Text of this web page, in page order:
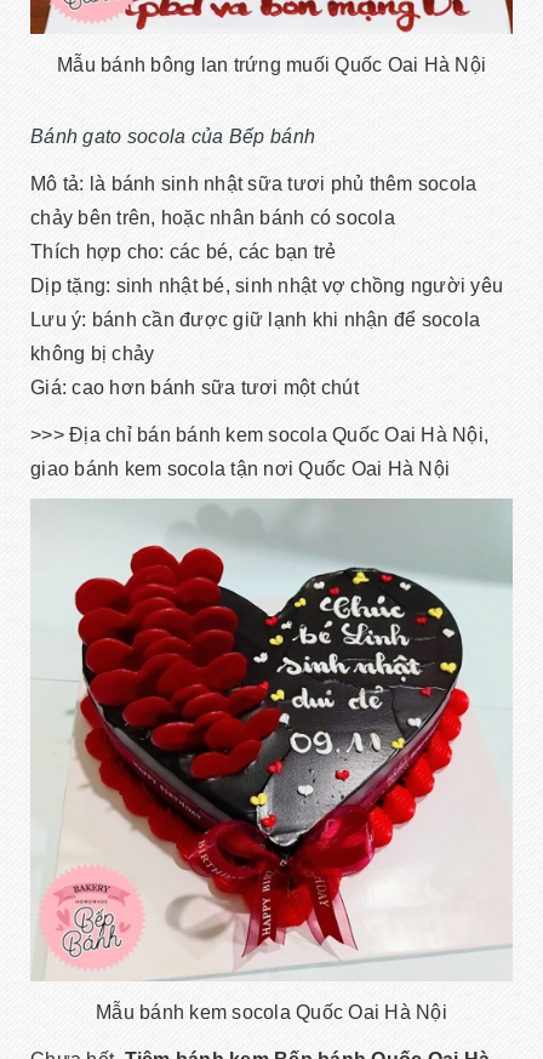
Mẫu bánh bông lan trứng muối Quốc Oai Hà Nội
Bánh gato socola của Bếp bánh
Mô tả: là bánh sinh nhật sữa tươi phủ thêm socola
chảy bên trên, hoặc nhân bánh có socola
Thích hợp cho: các bé, các bạn trẻ
Dịp tặng: sinh nhật bé, sinh nhật vợ chồng người yêu
Lưu ý: bánh cần được giữ lạnh khi nhận để socola
không bị chảy
Giá: cao hơn bánh sữa tươi một chút
>>> Địa chỉ bán bánh kem socola Quốc Oai Hà Nội,
giao bánh kem socola tận nơi Quốc Oai Hà Nội
Mẫu bánh kem socola Quốc Oai Hà Nội